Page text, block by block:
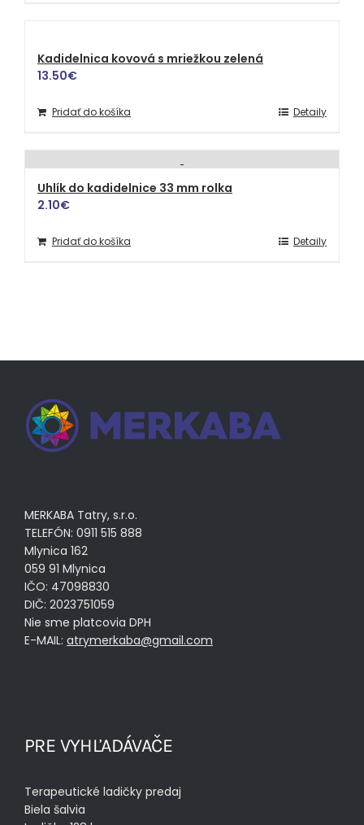
Kadidelnica kovová s mriežkou zelená
13.50€
Pridať do košíka Detaily
Uhlík do kadidelnice 33 mm rolka
2.10€
Pridať do košíka Detaily
MERKABA Tatry, s.r.o.
TELEFÓN: 0911 515 888
Mlynica 162
059 91 Mlynica
IČO: 47098830
DIČ: 2023751059
Nie sme platcovia DPH
E-MAIL: atrymerkaba@gmail.com
PRE VYHĽADÁVAČE
Terapeutické ladičky predaj
Biela šalvia